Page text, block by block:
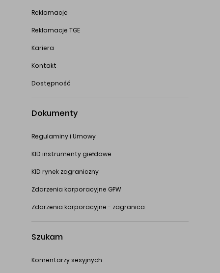
Reklamacje
Reklamacje TGE
Kariera
Kontakt
Dostępność
Dokumenty
Regulaminy i Umowy
KID instrumenty giełdowe
KID rynek zagraniczny
Zdarzenia korporacyjne GPW
Zdarzenia korporacyjne - zagranica
Szukam
Komentarzy sesyjnych